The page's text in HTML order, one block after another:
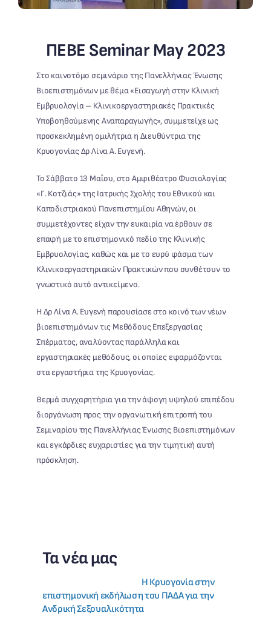
ΠΕΒΕ Seminar May 2023
Στο καινοτόμο σεμινάριο της Πανελλήνιας Ένωσης
Βιοεπιστημόνων με θέμα «Εισαγωγή στην Κλινική
Εμβρυολογία – Κλινικοεργαστηριακές Πρακτικές
Υποβοηθούμενης Αναπαραγωγής», συμμετείχε ως
προσκεκλημένη ομιλήτρια η Διευθύντρια της
Κρυογονίας Δρ Λίνα Α. Ευγενή.
Το Σάββατο 13 Μαΐου, στο Αμφιθέατρο Φυσιολογίας
«Γ. Κοτζιάς» της Ιατρικής Σχολής του Εθνικού και
Καποδιστριακού Πανεπιστημίου Αθηνών, οι
συμμετέχοντες είχαν την ευκαιρία να έρθουν σε
επαφή με το επιστημονικό πεδίο της Κλινικής
Εμβρυολογίας, καθώς και με το ευρύ φάσμα των
Κλινικοεργαστηριακών Πρακτικών που συνθέτουν το
γνωστικό αυτό αντικείμενο.
Η Δρ Λίνα Α. Ευγενή παρουσίασε στο κοινό των νέων
βιοεπιστημόνων τις Μεθόδους Επεξεργασίας
Σπέρματος, αναλύοντας παράλληλα και
εργαστηριακές μεθόδους, οι οποίες εφαρμόζονται
στα εργαστήρια της Κρυογονίας.
Θερμά συγχαρητήρια για την άψογη υψηλού επιπέδου
διοργάνωση προς την οργανωτική επιτροπή του
Σεμιναρίου της Πανελλήνιας Ένωσης Βιοεπιστημόνων
και εγκάρδιες ευχαριστίες για την τιμητική αυτή
πρόσκληση.
Τα νέα μας
Η Κρυογονία στην
επιστημονική εκδήλωση του ΠΑΔΑ για την
Ανδρική Σεξουαλικότητα